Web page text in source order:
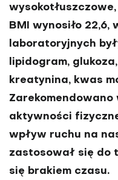
BMI wynosiło
laboratoryjnych
lipidogram,
kreatynina, kwas
aktywności
wpływ ruchu na
zastosował się do
się brakiem czasu.